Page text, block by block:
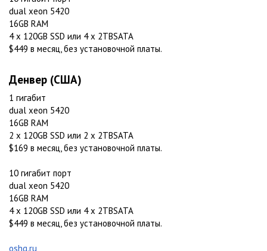
dual xeon 5420
16GB RAM
4 x 120GB SSD или 4 x 2TBSATA
$449 в месяц, без установочной платы.
Денвер (США)
1 гигабит
dual xeon 5420
16GB RAM
2 x 120GB SSD или 2 x 2TBSATA
$169 в месяц, без установочной платы.
10 гигабит порт
dual xeon 5420
16GB RAM
4 x 120GB SSD или 4 x 2TBSATA
$449 в месяц, без установочной платы.
oshq.ru